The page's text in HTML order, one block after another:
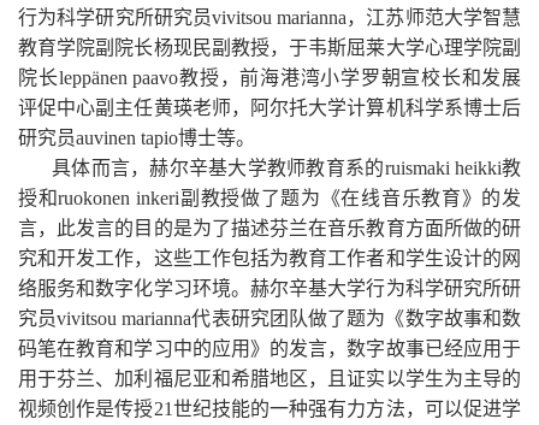
行为科学研究所研究员vivitsou marianna， 江苏师范大学智慧
教育学院副院长杨现民副教授，于韦斯屈莱大学心理学院副
院长leppänen paavo教授，前海港湾小学罗朝宣校长和发展
评促中心副主任黄瑛老师，
阿尔托大学计算机科学系博士后
研究员auvinen tapio博士等。
具体而言，赫尔辛基大学教师教育系的ruismaki heikki教
授和ruokonen inkeri副教授做了题为《在线音乐教育》的发
言，此发言的目的是为了描述芬兰在音乐教育方面所做的研
究和开发工作，这些工作包括为教育工作者和学生设计的网
络服务和数字化学习环境。 赫尔辛基大学行为科学研究所研
究员vivitsou marianna代表研究团队做了题为《数字故事和数
码笔在教育和学习中的应用》的发言，数字故事已经应用于
用于芬兰、加利福尼亚和希腊地区，且证实以学生为主导的
视频创作是传授21世纪技能的一种强有力方法，可以促进学